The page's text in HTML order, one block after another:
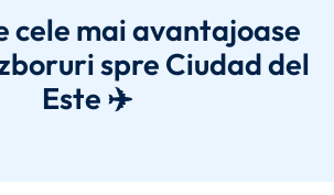
cele mai avantajoase
spre Ciudad del
Este ✈️